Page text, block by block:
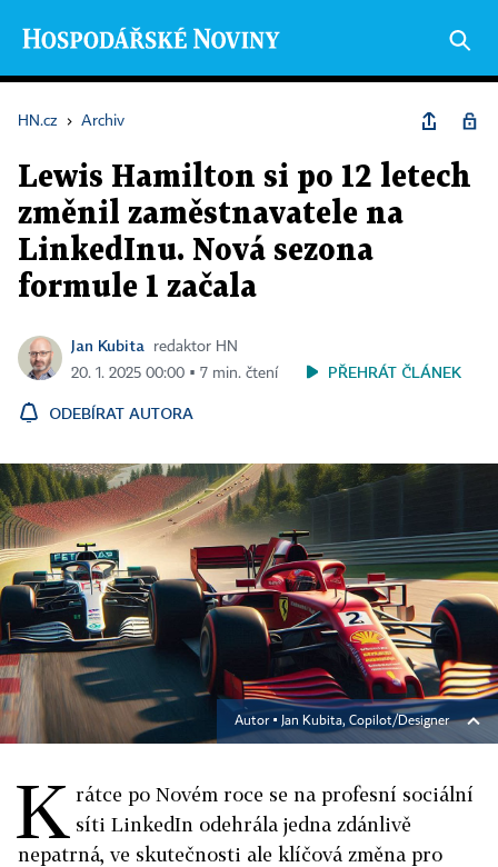
HN.cz › Archiv
Lewis Hamilton si po 12 letech
změnil zaměstnavatele na
LinkedInu. Nová sezona
formule 1 začala
Jan Kubita
redaktor HN
20. 1. 2025 00:00 ▪ 7 min. čtení
PŘEHRÁT ČLÁNEK
ODEBÍRAT AUTORA
Autor ▪ Jan Kubita, Copilot/Designer
K rátce po Novém roce se na profesní sociální
síti LinkedIn odehrála jedna zdánlivě
nepatrná, ve skutečnosti ale klíčová změna pro